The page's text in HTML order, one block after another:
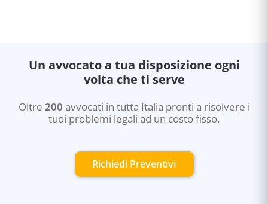
Un avvocato a tua disposizione ogni
volta che ti serve
Oltre 200 avvocati in tutta Italia pronti a risolvere i
tuoi problemi legali ad un costo fisso.
Richiedi Preventivi